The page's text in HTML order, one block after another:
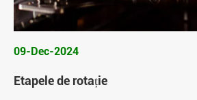
09-Dec-2024
Etapele de rotație